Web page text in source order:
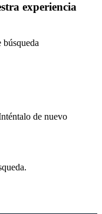
experiencia
búsqueda
de nuevo